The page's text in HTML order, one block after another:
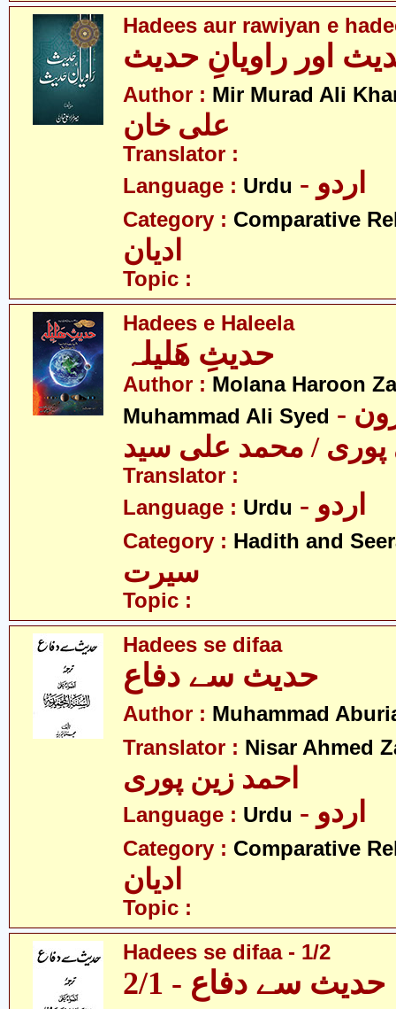
Hadees aur rawiyan e
اور راویانِ حدیث
Author : Mir Murad Ali
علی خان
Translator :
Language : Urdu - اردو
Category : Comparative
ادیان
Topic :
Hadees e Haleela
حدیثِ ھَلیلہ
Author : Molana Haroon
Muhammad Ali Syed - مولانا ہارون
پوری / محمد علی سید
Translator :
Language : Urdu - اردو
Category : Hadith and
سیرت
Topic :
Hadees se difaa
حدیث سے دفاع
Author : Muhammad
Translator : Nisar Ahmed
احمد زین پوری
Language : Urdu - اردو
Category : Comparative
ادیان
Topic :
Hadees se difaa - 1/2
حدیث سے دفاع - 2/1